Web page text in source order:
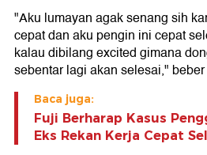
"Aku lumayan agak senang sih
cepat dan aku pengin ini cepat
kalau dibilang excited gimana
sebentar lagi akan selesai,"
Baca juga:
Fuji Berharap Kasus
Eks Rekan Kerja Cepat